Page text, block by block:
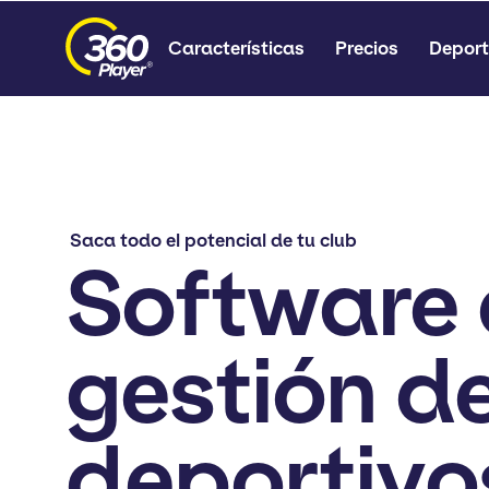
Características Precios
Saca todo el potencial de tu club
Software
gestión